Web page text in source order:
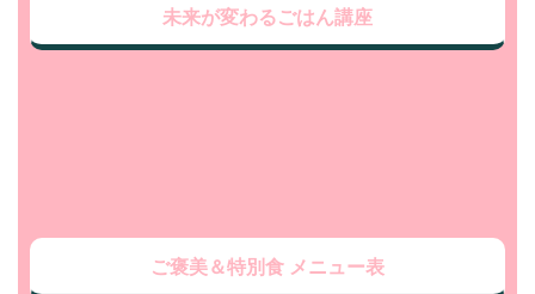
未来が変わるごはん講座
ご褒美＆特別食 メニュー表